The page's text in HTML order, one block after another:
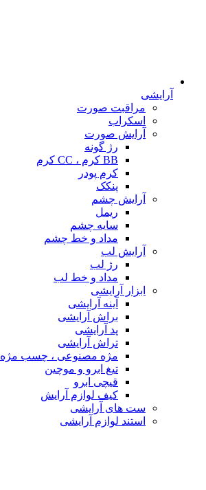
آرایشی
مراقبت صورت
اسکراب
آرایش صورت
رژ گونه
BB کرم ، CC کرم
کرم پودر
پنکک
آرایش چشم
ریمل
سایه چشم
مداد و خط چشم
آرایش لب
رژ لب
مداد و خط لب
ابزار آرایشی
آینه آرایشی
براش آرایشی
پد آرایشی
تراش آرایشی
مژه مصنوعی ، چسب مژه
تیغ ابرو و موچین
قیچی ابرو
کیف لوازم آرایش
ست های آرایشی
استند لوازم آرایشی